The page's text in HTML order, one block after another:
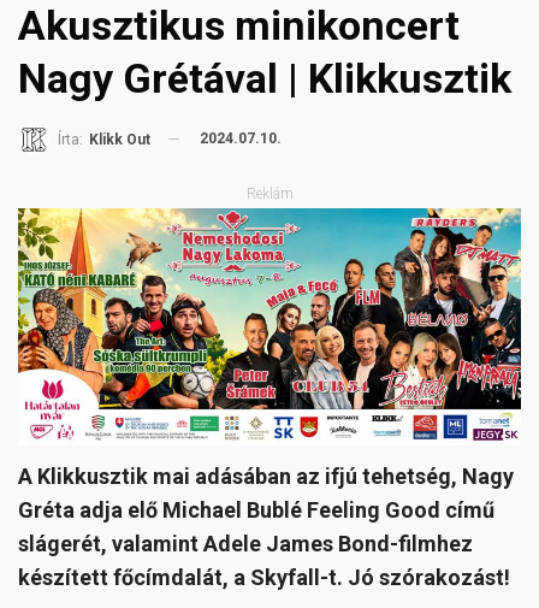
Akusztikus minikoncert
Nagy Grétával | Klikkusztik
Írta: Klikk Out 2024.07.10.
Reklám
A Klikkusztik mai adásában az ifjú tehetség, Nagy
Gréta adja elő Michael Bublé Feeling Good című
slágerét, valamint Adele James Bond-filmhez
készített főcímdalát, a Skyfall-t. Jó szórakozást!